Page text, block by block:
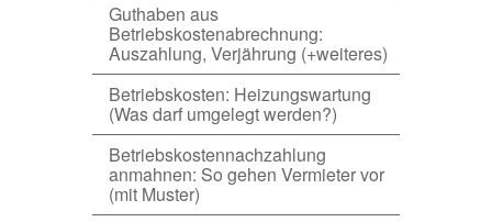
Guthaben aus
Betriebskostenabrechnung:
Auszahlung, Verjährung (+weiteres)
Betriebskosten: Heizungswartung
(Was darf umgelegt werden?)
Betriebskostennachzahlung
anmahnen: So gehen Vermieter vor
(mit Muster)